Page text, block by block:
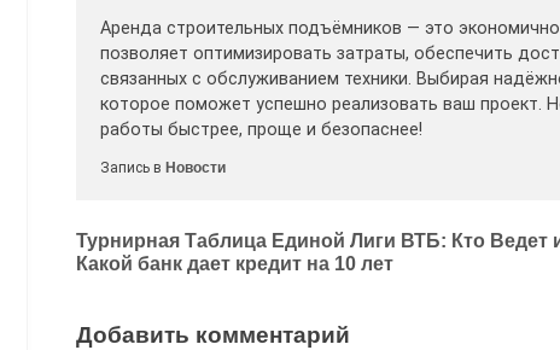
Аренда строительных подъёмников — это
позволяет оптимизировать затраты, обеспечить
связанных с обслуживанием техники. Выбирая
которое поможет успешно реализовать ваш проект.
работы быстрее, проще и безопаснее!
Запись в Новости
Навигация
по
Турнирная Таблица Единой Лиги ВТБ: Кто
Какой банк дает кредит на 10 лет
Добавить комментарий